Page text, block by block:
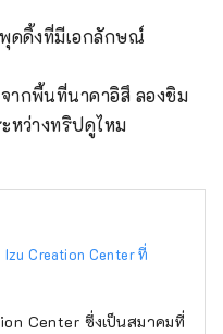
ดดิ้งที่มีเอกลักษณ์
ากพื้นที่นาคาอิสึ ลองชิม
หว่างทริปดูไหม
Creation Center ที่
Center ซึ่งเป็นสมาคมที่